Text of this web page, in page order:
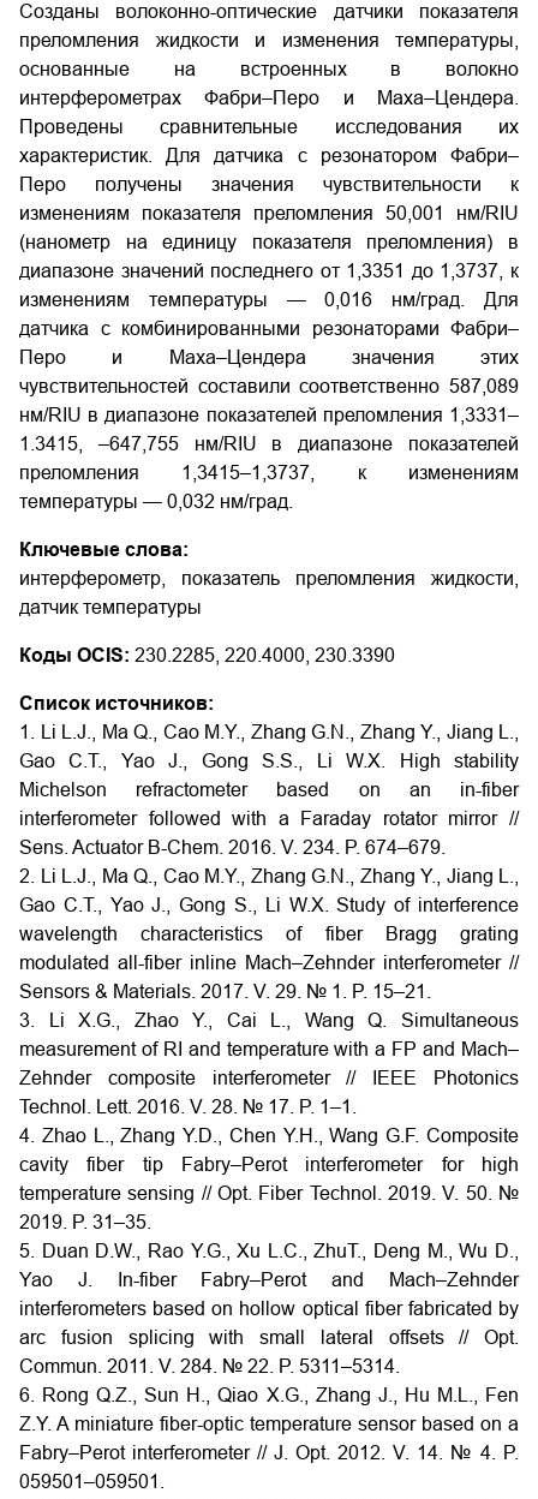
Созданы волоконно-оптические датчики показателя
преломления жидкости и изменения температуры,
основанные на встроенных в волокно
интерферометрах Фабри–Перо и Маха–Цендера.
Проведены сравнительные исследования их
характеристик. Для датчика с резонатором Фабри–
Перо получены значения чувствительности к
изменениям показателя преломления 50,001 нм/RIU
(нанометр на единицу показателя преломления) в
диапазоне значений последнего от 1,3351 до 1,3737, к
изменениям температуры — 0,016 нм/град. Для
датчика с комбинированными резонаторами Фабри–
Перо и Маха–Цендера значения этих
чувствительностей составили соответственно 587,089
нм/RIU в диапазоне показателей преломления 1,3331–
1.3415, –647,755 нм/RIU в диапазоне показателей
преломления 1,3415–1,3737, к изменениям
температуры — 0,032 нм/град.
Ключевые слова:
интерферометр, показатель преломления жидкости,
датчик температуры
Коды OCIS: 230.2285, 220.4000, 230.3390
Список источников:
1. Li L.J., Ma Q., Cao M.Y., Zhang G.N., Zhang Y., Jiang L.,
Gao C.T., Yao J., Gong S.S., Li W.X. High stability
Michelson refractometer based on an in-fiber
interferometer followed with a Faraday rotator mirror //
Sens. Actuator B-Chem. 2016. V. 234. P. 674–679.
2. Li L.J., Ma Q., Cao M.Y., Zhang G.N., Zhang Y., Jiang L.,
Gao C.T., Yao J., Gong S., Li W.X. Study of interference
wavelength characteristics of fiber Bragg grating
modulated all-fiber inline Mach–Zehnder interferometer //
Sensors & Materials. 2017. V. 29. № 1. P. 15–21.
3. Li X.G., Zhao Y., Cai L., Wang Q. Simultaneous
measurement of RI and temperature with a FP and Mach–
Zehnder composite interferometer // IEEE Photonics
Technol. Lett. 2016. V. 28. № 17. P. 1–1.
4. Zhao L., Zhang Y.D., Chen Y.H., Wang G.F. Composite
cavity fiber tip Fabry–Perot interferometer for high
temperature sensing // Opt. Fiber Technol. 2019. V. 50. №
2019. P. 31–35.
5. Duan D.W., Rao Y.G., Xu L.C., ZhuT., Deng M., Wu D.,
Yao J. In-fiber Fabry–Perot and Mach–Zehnder
interferometers based on hollow optical fiber fabricated by
arc fusion splicing with small lateral offsets // Opt.
Commun. 2011. V. 284. № 22. P. 5311–5314.
6. Rong Q.Z., Sun H., Qiao X.G., Zhang J., Hu M.L., Fen
Z.Y. A miniature fiber-optic temperature sensor based on a
Fabry–Perot interferometer // J. Opt. 2012. V. 14. № 4. P.
059501–059501.